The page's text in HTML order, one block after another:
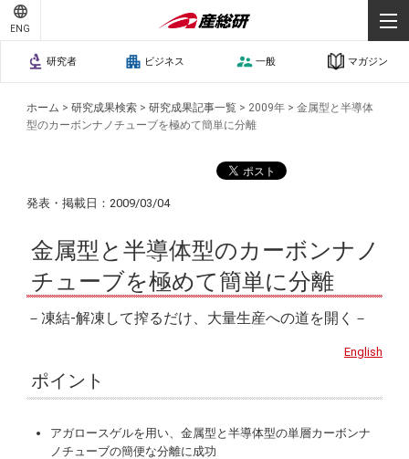
ENG
研究者 ビジネス 一般 マガジン
ホーム >研究成果検索 >研究成果記事一覧 > 2009年 >金属型と半導体
型のカーボンナノチューブを極めて簡単に分離
発表・掲載日：2009/03/04
金属型と半導体型のカーボンナノ
チューブを極めて簡単に分離
－凍結-解凍して搾るだけ、大量生産への道を開く－
English
ポイント
アガロースゲルを用い、金属型と半導体型の単層カーボンナ
ノチューブの簡便な分離に成功